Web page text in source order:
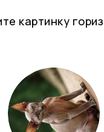
картинку